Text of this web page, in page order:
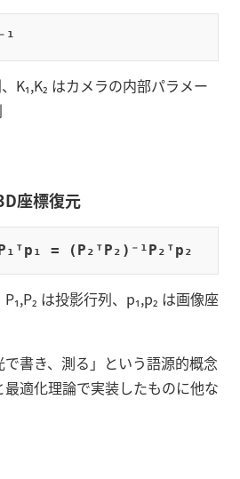
K₁,K₂ はカメラの内部パラメー
座標復元
は投影行列、p₁,p₂ は画像座
書き、測る」という語源的概念
適化理論で実装したものに他な